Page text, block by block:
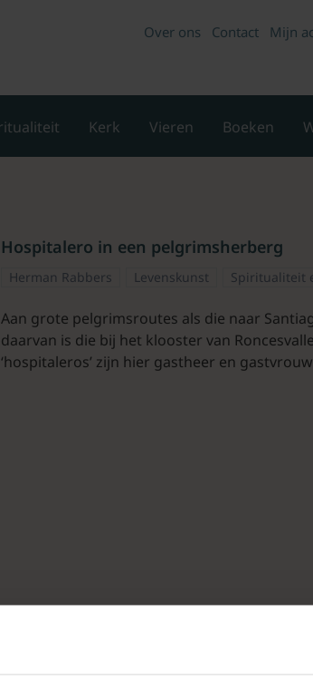
Over ons Contact Mijn
Kerk Vieren Boeken
Hospitalero in een pelgrimsherberg
Herman Rabbers Levenskunst Spiritualiteit
Aan grote pelgrimsroutes als die naar
daarvan is die bij het klooster van
‘hospitaleros’ zijn hier gastheer en